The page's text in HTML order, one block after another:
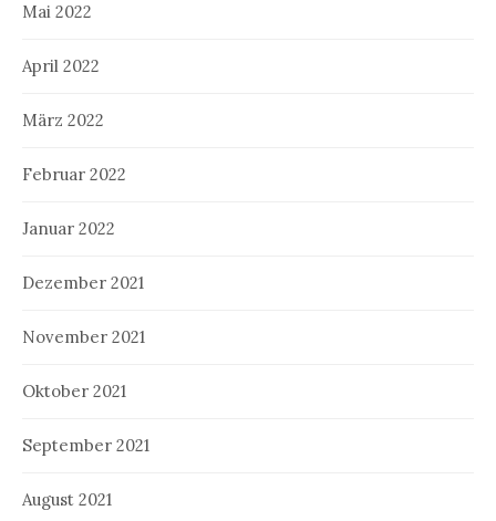
Mai 2022
April 2022
März 2022
Februar 2022
Januar 2022
Dezember 2021
November 2021
Oktober 2021
September 2021
August 2021